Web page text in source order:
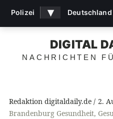
DIGITAL
NACHRICHTEN
Redaktion digitaldaily.de
2.
Brandenburg Gesundheit,
Polizei ▾ Deutschland